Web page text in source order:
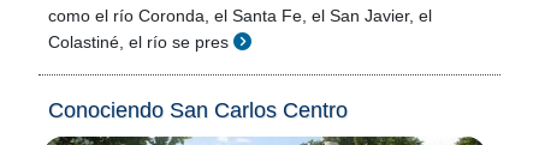
como el río Coronda, el Santa Fe, el San Javier, el
Colastiné, el río se pres
Conociendo San Carlos Centro